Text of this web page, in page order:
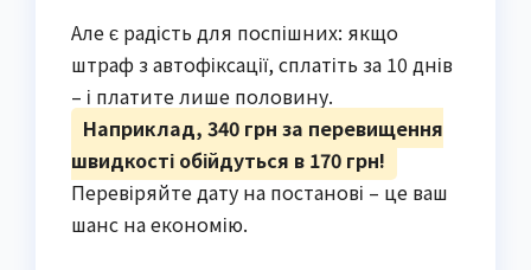
Але є радість для поспішних: якщо
штраф з автофіксації, сплатіть за 10 днів
– і платите лише половину.
Наприклад, 340 грн за перевищення
швидкості обійдуться в 170 грн!
Перевіряйте дату на постанові – це ваш
шанс на економію.